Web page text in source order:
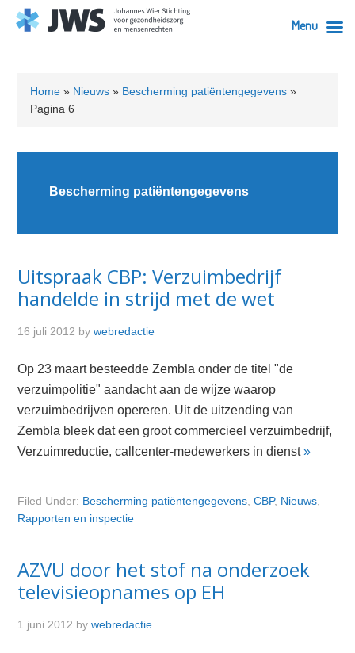
primary
navigation
content
primary
footer
Home » Nieuws » Bescherming patiëntengegevens »
Pagina 6
Bescherming patiëntengegevens
Uitspraak CBP: Verzuimbedrijf
handelde in strijd met de wet
16 juli 2012 bywebredactie
Op 23 maart besteedde Zembla onder de titel "de
verzuimpolitie" aandacht aan de wijze waarop
verzuimbedrijven opereren. Uit de uitzending van
Zembla bleek dat een groot commercieel verzuimbedrijf,
Verzuimreductie, callcenter-medewerkers in dienst»
Filed Under: Bescherming patiëntengegevens ,CBP, Nieuws
Rapporten en inspectie
AZVU door het stof na onderzoek
televisieopnames op EH
1 juni 2012 bywebredactie
Menu